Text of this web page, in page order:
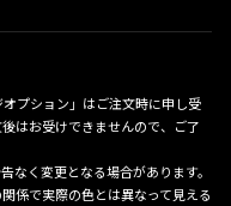
プション」はご注文時に申し受
はお受けできませんので、ご了
く変更となる場合があります。
係で実際の色とは異なって見える